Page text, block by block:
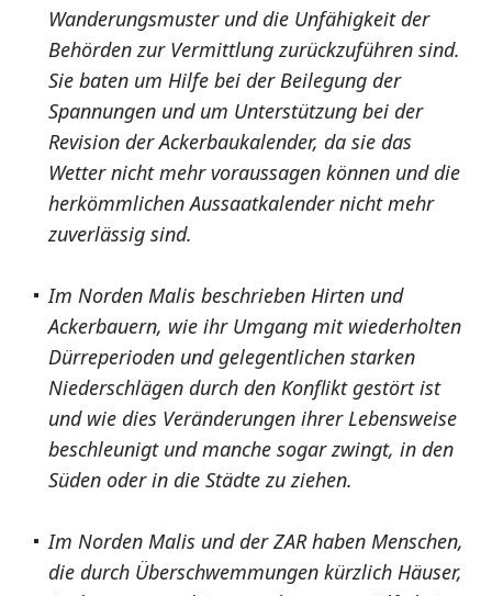
Wanderungsmuster und die Unfähigkeit der
Behörden zur Vermittlung zurückzuführen sind.
Sie baten um Hilfe bei der Beilegung der
Spannungen und um Unterstützung bei der
Revision der Ackerbaukalender, da sie das
Wetter nicht mehr voraussagen können und die
herkömmlichen Aussaatkalender nicht mehr
zuverlässig sind.
Im Norden Malis beschrieben Hirten und
Ackerbauern, wie ihr Umgang mit wiederholten
Dürreperioden und gelegentlichen starken
Niederschlägen durch den Konflikt gestört ist
und wie dies Veränderungen ihrer Lebensweise
beschleunigt und manche sogar zwingt, in den
Süden oder in die Städte zu ziehen.
Im Norden Malis und der ZAR haben Menschen,
die durch Überschwemmungen kürzlich Häuser,